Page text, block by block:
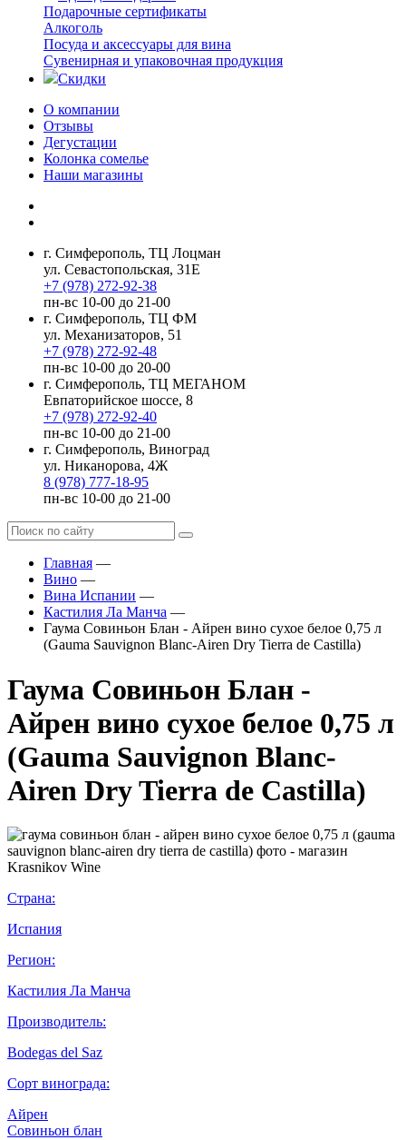
Подарочные сертификаты
Алкоголь
Посуда и аксессуары для вина
Сувенирная и упаковочная продукция
Скидки
О компании
Отзывы
Дегустации
Колонка сомелье
Наши магазины
г. Симферополь, ТЦ Лоцман
ул. Севастопольская, 31Е
+7 (978) 272-92-38
пн-вс 10-00 до 21-00
г. Симферополь, ТЦ ФМ
ул. Механизаторов, 51
+7 (978) 272-92-48
пн-вс 10-00 до 20-00
г. Симферополь, ТЦ МЕГАНОМ
Евпаторийское шоссе, 8
+7 (978) 272-92-40
пн-вс 10-00 до 21-00
г. Симферополь, Виноград
ул. Никанорова, 4Ж
8 (978) 777-18-95
пн-вс 10-00 до 21-00
Главная —
Вино —
Вина Испании —
Кастилия Ла Манча —
Гаума Совиньон Блан - Айрен вино сухое белое 0,75 л
(Gauma Sauvignon Blanc-Airen Dry Tierra de Castilla)
Гаума Совиньон Блан -
Айрен вино сухое белое 0,75 л
(Gauma Sauvignon Blanc-
Airen Dry Tierra de Castilla)
Страна:
Испания
Регион:
Кастилия Ла Манча
Производитель:
Bodegas del Saz
Сорт винограда:
Айрен
Совиньон блан